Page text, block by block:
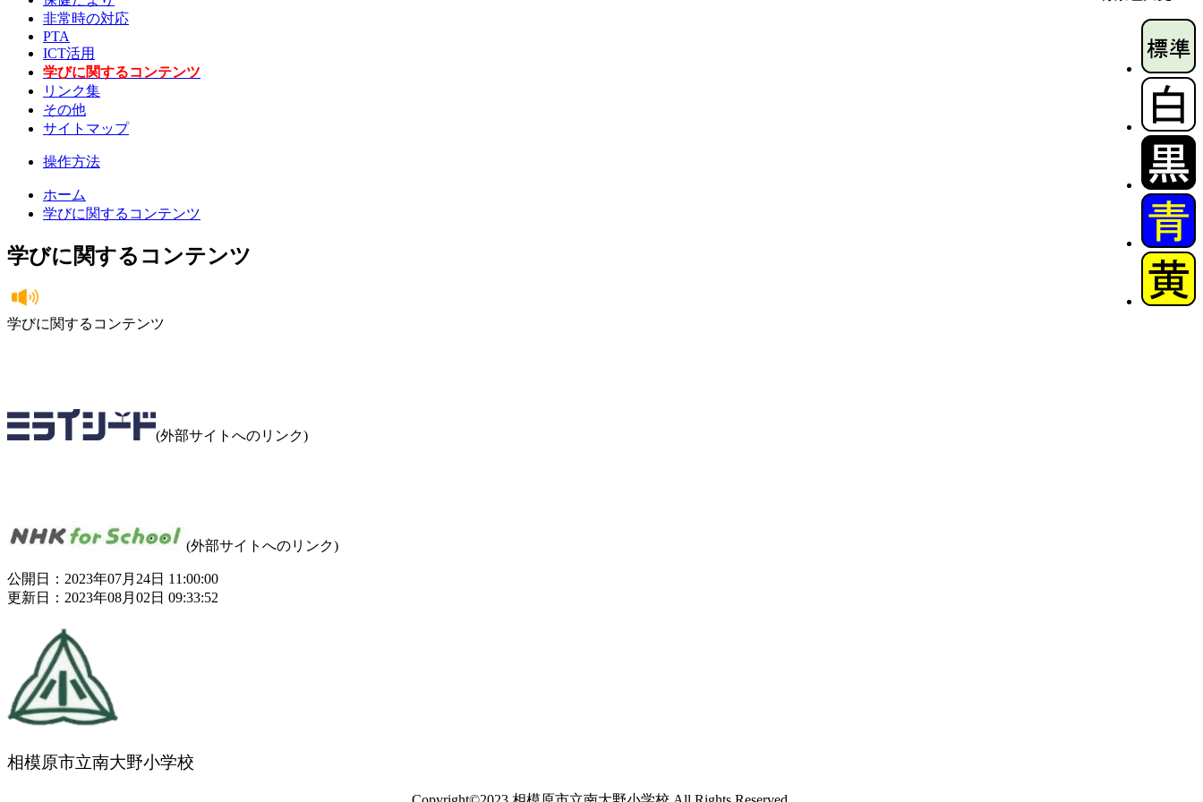
非常時の対応
PTA
ICT活用
学びに関するコンテンツ
リンク集
その他
サイトマップ
操作方法
ホーム
学びに関するコンテンツ
学びに関するコンテンツ
学びに関するコンテンツ
(外部サイトへのリンク)
(外部サイトへのリンク)
公開日：2023年07月24日 11:00:00
更新日：2023年08月02日 09:33:52
相模原市立南大野小学校